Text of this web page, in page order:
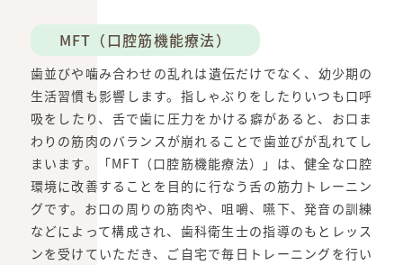
MFT（口腔筋機能療法）
歯並びや噛み合わせの乱れは遺伝だけでなく、幼少期の
生活習慣も影響します。指しゃぶりをしたりいつも口呼
吸をしたり、舌で歯に圧力をかける癖があると、お口ま
わりの筋肉のバランスが崩れることで歯並びが乱れてし
まいます。「MFT（口腔筋機能療法）」は、健全な口腔
環境に改善することを目的に行なう舌の筋力トレーニン
グです。お口の周りの筋肉や、咀嚼、嚥下、発音の訓練
などによって構成され、歯科衛生士の指導のもとレッス
ンを受けていただき、ご自宅で毎日トレーニングを行い